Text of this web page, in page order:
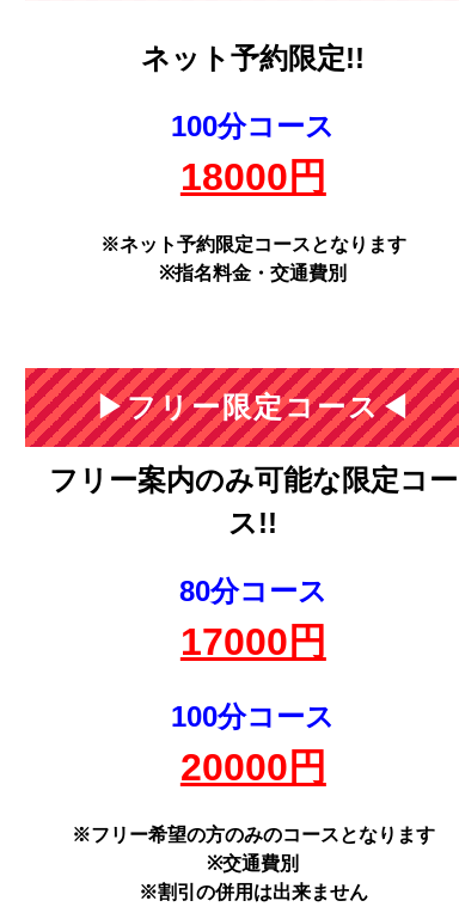
ネット予約限定!!
100分コース
18000円
※ネット予約限定コースとなります
※指名料金・交通費別
▶フリー限定コース◀
フリー案内のみ可能な限定コー
ス!!
80分コース
17000円
100分コース
20000円
※フリー希望の方のみのコースとなります
※交通費別
※割引の併用は出来ません